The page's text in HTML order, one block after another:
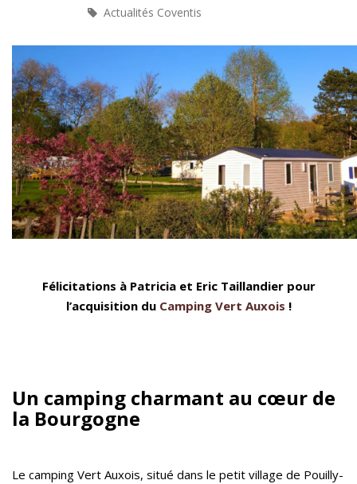
Actualités Coventis
Félicitations à Patricia et Eric Taillandier pour
l’acquisition du Camping Vert Auxois !
Un camping charmant au cœur de
la Bourgogne
Le camping Vert Auxois, situé dans le petit village de Pouilly-